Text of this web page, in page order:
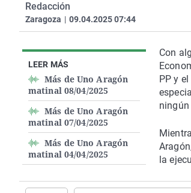
Redacción
Zaragoza | 09.04.2025 07:44
LEER MÁS
Más de Uno Aragón
matinal 08/04/2025
Más de Uno Aragón
matinal 07/04/2025
Más de Uno Aragón
matinal 04/04/2025
Con
PP y
la